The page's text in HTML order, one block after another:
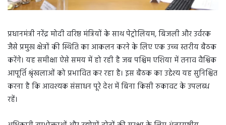
प्रधानमंत्री नरेंद्र मोदी वरिष्ठ मंत्रियों के साथ पेट्रोलियम, बिजली और उर्वरक
जैसे प्रमुख क्षेत्रों की स्थिति का आकलन करने के लिए एक उच्च स्तरीय बैठक
करेंगे। यह समीक्षा ऐसे समय में हो रही है जब पश्चिम एशिया में तनाव वैश्विक
आपूर्ति श्रृंखलाओं को प्रभावित कर रहा है। इस बैठक का उद्देश्य यह सुनिश्चित
करना है कि आवश्यक संसाधन पूरे देश में बिना किसी रुकावट के उपलब्ध
रहें।